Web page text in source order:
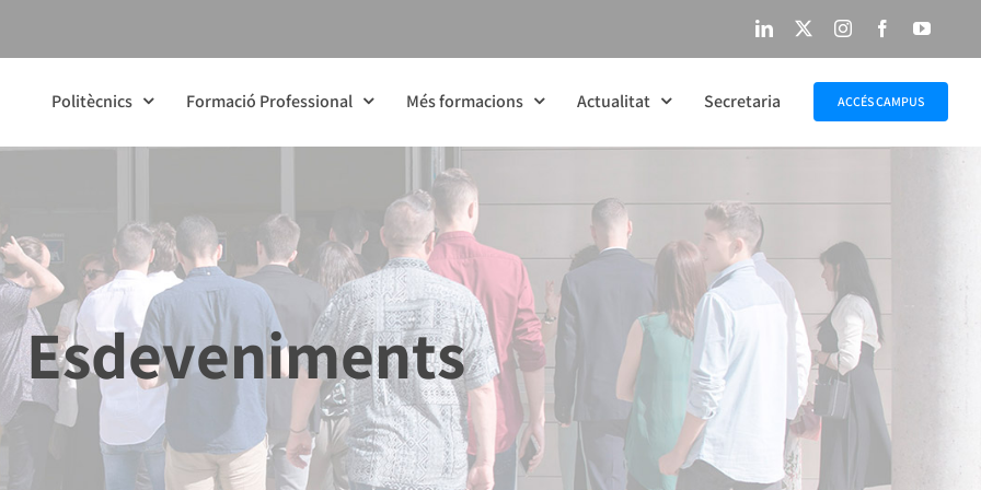
LinkedIn InstagramFacebook
Politècnics Formació Professional Més formacions Actualitat Secretaria ACCÉS CAMPUS
Esdeveniments